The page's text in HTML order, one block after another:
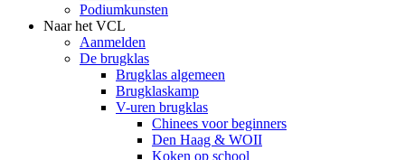
Podiumkunsten
Naar het VCL
Aanmelden
De brugklas
Brugklas algemeen
Brugklaskamp
V-uren brugklas
Chinees voor beginners
Den Haag & WOII
Koken op school